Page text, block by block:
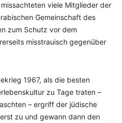
viele Mitglieder der
Gemeinschaft des
zum Schutz vor dem
misstrauisch gegenüber
1967, als die besten
zu Tage traten –
– ergriff der jüdische
zu und gewann dann den